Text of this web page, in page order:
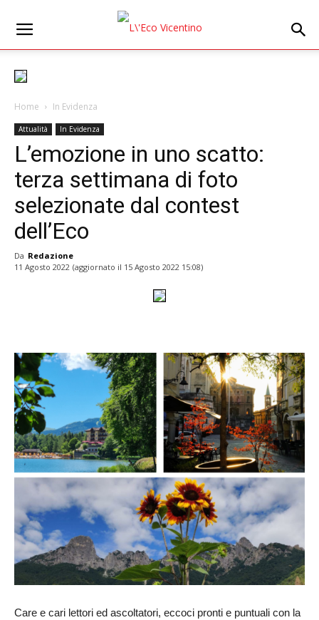
Home In Evidenza
Attualità In Evidenza
L’emozione in uno scatto:
terza settimana di foto
selezionate dal contest
dell’Eco
Da Redazione
11 Agosto 2022 (aggiornato il 15 Agosto 2022 15:08)
Care e cari lettori ed ascoltatori, eccoci pronti e puntuali con la